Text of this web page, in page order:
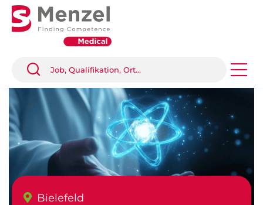
Bielefeld